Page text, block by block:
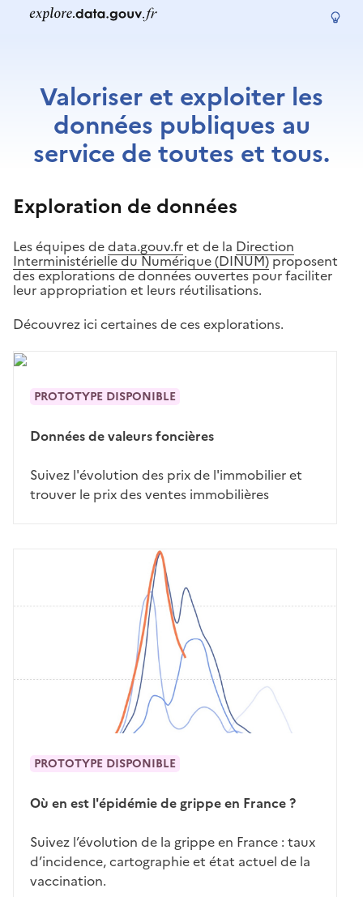
Valoriser et exploiter les
données publiques au
service de toutes et tous.
Exploration de données
Les équipes dedata.gouv.fret de la Direction
Interministérielle du Numérique (DINUM)proposent
des explorations de données ouvertes pour faciliter
leur appropriation et leurs réutilisations.
Découvrez ici certaines de ces explorations.
PROTOTYPE DISPONIBLE
Données de valeurs foncières
Suivez l'évolution des prix de l'immobilier et
trouver le prix des ventes immobilières
PROTOTYPE DISPONIBLE
Où en est l'épidémie de grippe en France ?
Suivez l’évolution de la grippe en France : taux
d’incidence, cartographie et état actuel de la
vaccination.